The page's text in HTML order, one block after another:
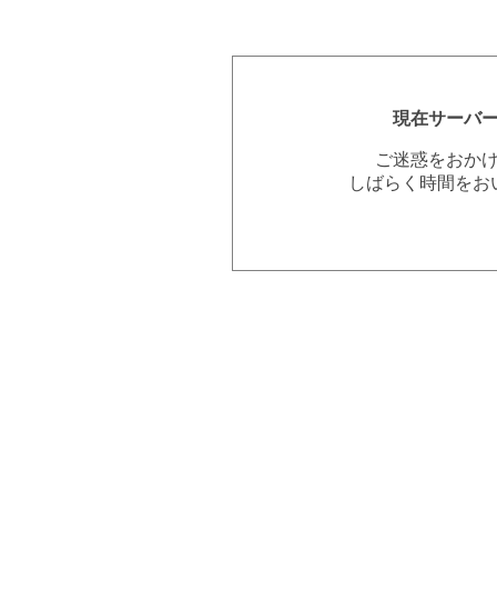
現在サーバ
ご迷惑をおか
しばらく時間を